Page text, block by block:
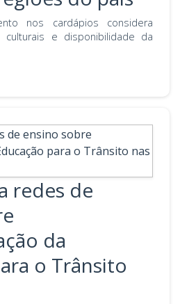
nos cardápios considera
culturais e disponibilidade da
redes de
da
o Trânsito